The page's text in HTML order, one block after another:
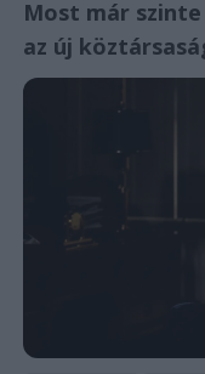
Most már
az új